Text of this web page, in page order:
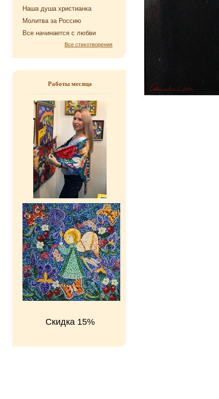
Наша душа хри­сти­ан­ка
Мо­лит­ва за Рос­сию
Все на­чи­на­ет­ся с любви
Все стихотворения
Работы месяца
Скидка 15%